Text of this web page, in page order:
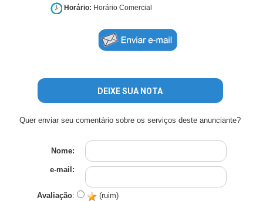
Horário: Horário Comercial
DEIXE SUA NOTA
Quer enviar seu comentário sobre os serviços deste anunciante?
Nome:
e-mail:
Avaliação:
(ruim)